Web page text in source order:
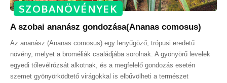
SZOBANÖVÉNYEK
A szobai ananász gondozása(Ananas comosus)
Az ananász (Ananas comosus) egy lenyűgöző, trópusi eredetű
növény, melyet a broméliák családjába sorolnak. A gyönyörű levelek
egyedi tőlevélrózsát alkotnak, és a megfelelő gondozás esetén
szemet gyönyörködtető virágokkal is elbűvölheti a természet